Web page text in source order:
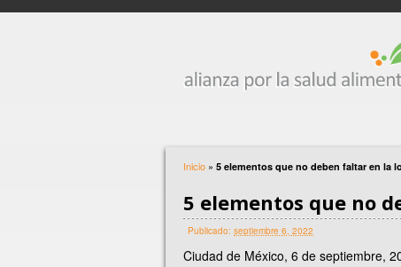
Inicio » 5 elementos que no deben faltar en la
5 elementos que no
Publicado: septiembre 6, 2022
Ciudad de México, 6 de septiembre,